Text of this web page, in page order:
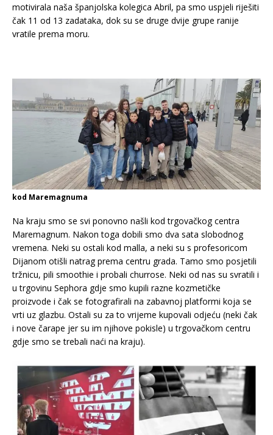
motivirala naša španjolska kolegica Abril, pa smo uspjeli riješiti
čak 11 od 13 zadataka, dok su se druge dvije grupe ranije
vratile prema moru.
kod Maremagnuma
Na kraju smo se svi ponovno našli kod trgovačkog centra
Maremagnum. Nakon toga dobili smo dva sata slobodnog
vremena. Neki su ostali kod malla, a neki su s profesoricom
Dijanom otišli natrag prema centru grada. Tamo smo posjetili
tržnicu, pili smoothie i probali churrose. Neki od nas su svratili i
u trgovinu Sephora gdje smo kupili razne kozmetičke
proizvode i čak se fotografirali na zabavnoj platformi koja se
vrti uz glazbu. Ostali su za to vrijeme kupovali odjeću (neki čak
i nove čarape jer su im njihove pokisle) u trgovačkom centru
gdje smo se trebali naći na kraju).